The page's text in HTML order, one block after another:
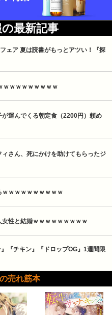
最新記事
ェア 夏は読書がもっとアツい！『探
ｗｗｗｗｗｗｗｗｗ
運んでくる朝定食（2200円）頼め
ィさん、死にかけを助けてもらったジ
ｗｗｗｗｗｗｗｗｗ
女性と結婚ｗｗｗｗｗｗｗｗｗ
『チキン』『ドロップOG』1週間限
売れ筋本